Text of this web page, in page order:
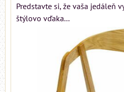
Predstavte si, že vaša jedáleň
štýlovo vďaka...